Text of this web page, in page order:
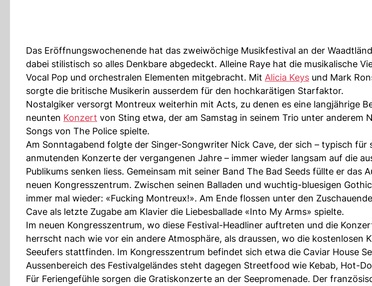
Das Eröffnungswochenende hat das zweiwöchige Musikfestival an der
dabei stilistisch so alles Denkbare abgedeckt. Alleine Raye hat die musikalische
Vocal Pop und orchestralen Elementen mitgebracht. Mit Alicia Keys und Mark
sorgte die britische Musikerin ausserdem für den hochkarätigen Starfaktor.
Nostalgiker versorgt Montreux weiterhin mit Acts, zu denen es eine langjährige
neunten Konzert von Sting etwa, der am Samstag in seinem Trio unter anderem
Songs von The Police spielte.
Am Sonntagabend folgte der Singer-Songwriter Nick Cave, der sich – typisch für
anmutenden Konzerte der vergangenen Jahre – immer wieder langsam auf die
Publikums senken liess. Gemeinsam mit seiner Band The Bad Seeds füllte er das
neuen Kongresszentrum. Zwischen seinen Balladen und wuchtig-bluesigen
immer mal wieder: «Fucking Montreux!». Am Ende flossen unter den
Cave als letzte Zugabe am Klavier die Liebesballade «Into My Arms» spielte.
Im neuen Kongresszentrum, wo diese Festival-Headliner auftreten und die
herrscht nach wie vor ein andere Atmosphäre, als draussen, wo die kostenlosen
Seeufers stattfinden. Im Kongresszentrum befindet sich etwa die Caviar House
Aussenbereich des Festivalgeländes steht dagegen Streetfood wie Kebab, Hot-
Für Feriengefühle sorgen die Gratiskonzerte an der Seepromenade. Der